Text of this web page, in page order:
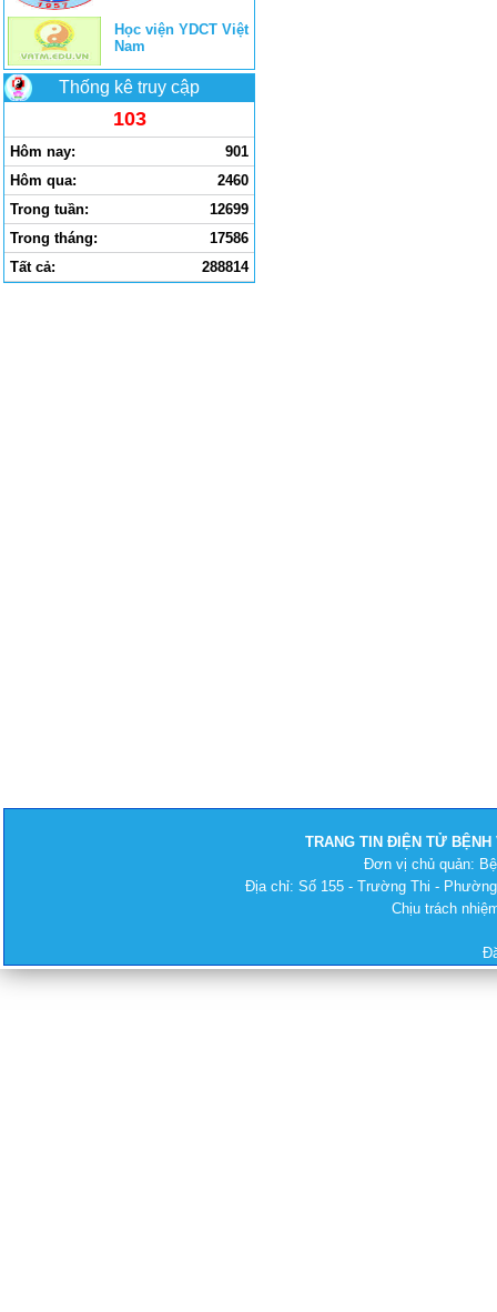
Học viện YDCT Việt
Nam
Thống kê truy cập
103
Hôm nay:
901
Hôm qua:
2460
Trong tuần:
12699
Trong tháng:
17586
Tất cả:
288814
TRANG TIN ĐIỆN TỬ BỆNH
Đơn vị chủ quản:
Địa chỉ: Số 155 - Trường Thi -
Chịu trách